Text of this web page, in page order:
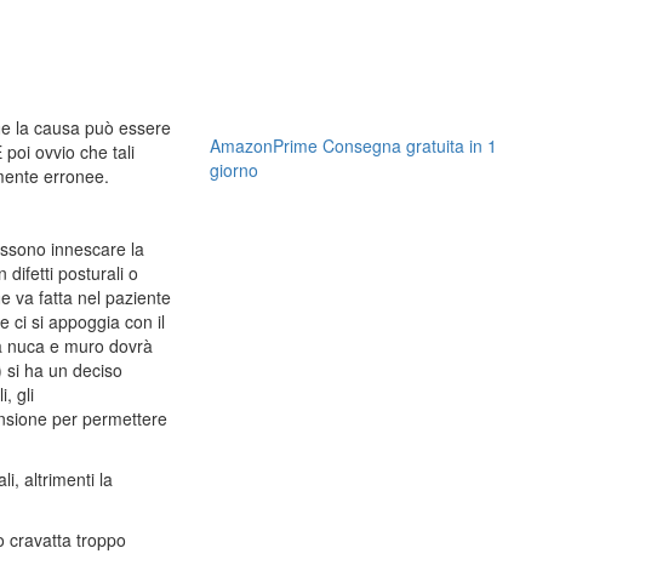
la causa può essere
ovvio che tali
erronee.
innescare la
difetti posturali o
va fatta nel paziente
ci si appoggia con il
e muro dovrà
ha un deciso
gli
per permettere
altrimenti la
cravatta troppo
AmazonPrime Consegna gratuita in 1
giorno